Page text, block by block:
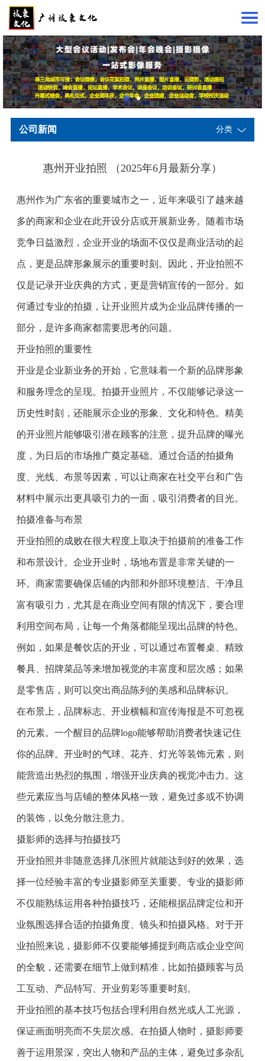
公司新闻 分类
惠州开业拍照 （2025年6月最新分享）
惠州作为广东省的重要城市之一，近年来吸引了越来越
多的商家和企业在此开设分店或开展新业务。随着市场
竞争日益激烈，企业开业的场面不仅仅是商业活动的起
点，更是品牌形象展示的重要时刻。因此，开业拍照不
仅是记录开业庆典的方式，更是营销宣传的一部分。如
何通过专业的拍摄，让开业照片成为企业品牌传播的一
部分，是许多商家都需要思考的问题。
开业拍照的重要性
开业是企业新业务的开始，它意味着一个新的品牌形象
和服务理念的呈现。拍摄开业照片，不仅能够记录这一
历史性时刻，还能展示企业的形象、文化和特色。精美
的开业照片能够吸引潜在顾客的注意，提升品牌的曝光
度，为日后的市场推广奠定基础。通过合适的拍摄角
度、光线、布景等因素，可以让商家在社交平台和广告
材料中展示出更具吸引力的一面，吸引消费者的目光。
拍摄准备与布景
开业拍照的成败在很大程度上取决于拍摄前的准备工作
和布景设计。企业开业时，场地布置是非常关键的一
环。商家需要确保店铺的内部和外部环境整洁、干净且
富有吸引力，尤其是在商业空间有限的情况下，要合理
利用空间布局，让每一个角落都能呈现出品牌的特色。
例如，如果是餐饮店的开业，可以通过布置餐桌、精致
餐具、招牌菜品等来增加视觉的丰富度和层次感；如果
是零售店，则可以突出商品陈列的美感和品牌标识。
在布景上，品牌标志、开业横幅和宣传海报是不可忽视
的元素。一个醒目的品牌logo能够帮助消费者快速记住
你的品牌。开业时的气球、花卉、灯光等装饰元素，则
能营造出热烈的氛围，增强开业庆典的视觉冲击力。这
些元素应当与店铺的整体风格一致，避免过多或不协调
的装饰，以免分散注意力。
摄影师的选择与拍摄技巧
开业拍照并非随意选择几张照片就能达到好的效果，选
择一位经验丰富的专业摄影师至关重要。专业的摄影师
不仅能熟练运用各种拍摄技巧，还能根据品牌定位和开
业氛围选择合适的拍摄角度、镜头和拍摄风格。对于开
业拍照来说，摄影师不仅要能够捕捉到商店或企业空间
的全貌，还需要在细节上做到精准，比如拍摄顾客与员
工互动、产品特写、开业剪彩等重要时刻。
开业拍照的基本技巧包括合理利用自然光或人工光源，
保证画面明亮而不失层次感。在拍摄人物时，摄影师要
善于运用景深，突出人物和产品的主体，避免过多杂乱